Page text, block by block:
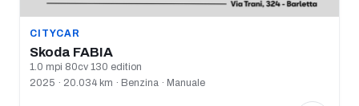
CITYCAR
Skoda FABIA
1.0 mpi 80cv 130 edition
2025 · 20.034 km · Benzina · Manuale